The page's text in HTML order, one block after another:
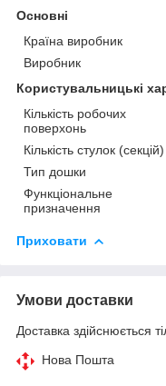
Основні
Країна виробник
Виробник
Користувальницькі
Кількість робочих
поверхонь
Кількість стулок (секцій)
Тип дошки
Функціональне
призначення
Приховати
Умови доставки
Доставка здійснюється
Нова Пошта